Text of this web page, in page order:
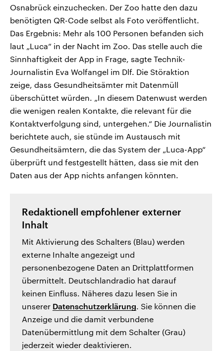
Osnabrück einzuchecken. Der Zoo hatte den dazu
benötigten QR-Code selbst als Foto veröffentlicht.
Das Ergebnis: Mehr als 100 Personen befanden sich
laut „Luca“ in der Nacht im Zoo. Das stelle auch die
Sinnhaftigkeit der App in Frage, sagte Technik-
Journalistin Eva Wolfangel im Dlf. Die Störaktion
zeige, dass Gesundheitsämter mit Datenmüll
überschüttet würden. „In diesem Datenwust werden
die wenigen realen Kontakte, die relevant für die
Kontaktverfolgung sind, untergehen.“ Die Journalistin
berichtete auch, sie stünde im Austausch mit
Gesundheitsämtern, die das System der „Luca-App“
überprüft und festgestellt hätten, dass sie mit den
Daten aus der App nichts anfangen könnten.
Redaktionell empfohlener externer
Inhalt
Mit Aktivierung des Schalters (Blau) werden
externe Inhalte angezeigt und
personenbezogene Daten an Drittplattformen
übermittelt. Deutschlandradio hat darauf
keinen Einfluss. Näheres dazu lesen Sie in
unserer Datenschutzerklärung. Sie können die
Anzeige und die damit verbundene
Datenübermittlung mit dem Schalter (Grau)
jederzeit wieder deaktivieren.